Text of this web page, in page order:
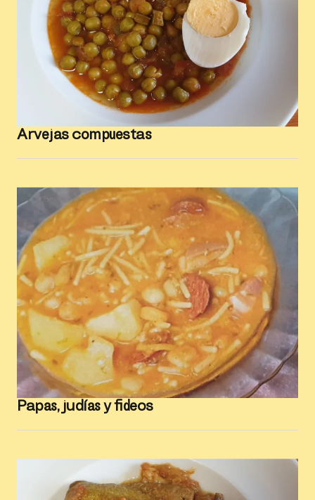
Arvejas compuestas
Papas, judías y fideos